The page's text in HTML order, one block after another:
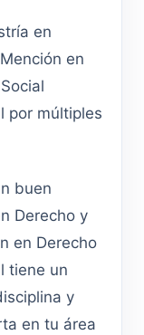
en
en
por múltiples
buen
Derecho y
en Derecho
tiene un
y
en tu área